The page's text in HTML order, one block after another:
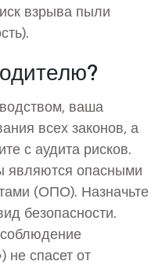
взрыва пыли
ваша
всех законов, а
с аудита рисков.
являются опасными
(ОПО). Назначьте
безопасности.
не спасет от